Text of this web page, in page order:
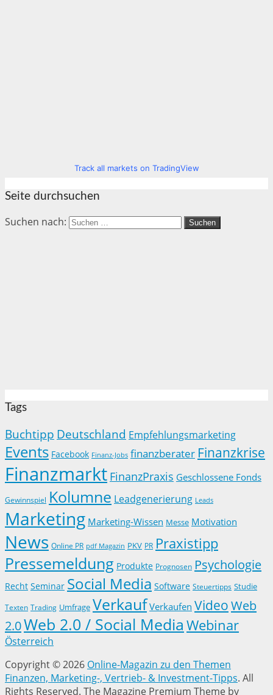
Track all markets on TradingView
Seite durchsuchen
Suchen nach:
Tags
Buchtipp Deutschland Empfehlungsmarketing
Events Facebook Finanz-Jobs finanzberater Finanzkrise
Finanzmarkt FinanzPraxis Geschlossene Fonds
Gewinnspiel Kolumne Leadgenerierung Leads
Marketing Marketing-Wissen Messe Motivation
News Online PR pdf Magazin PKV PR Praxistipp
Pressemeldung Produkte Prognosen Psychologie
Recht Seminar Social Media Software Steuertipps Studie
Texten Trading Umfrage Verkauf Verkaufen VideoWeb
2.0Web 2.0 / Social Media Webinar
Österreich
Copyright © 2026 Online-Magazin zu den Themen
Finanzen, Marketing-, Vertrieb- & Investment-Tipps. All
Rights Reserved. The Magazine Premium Theme by